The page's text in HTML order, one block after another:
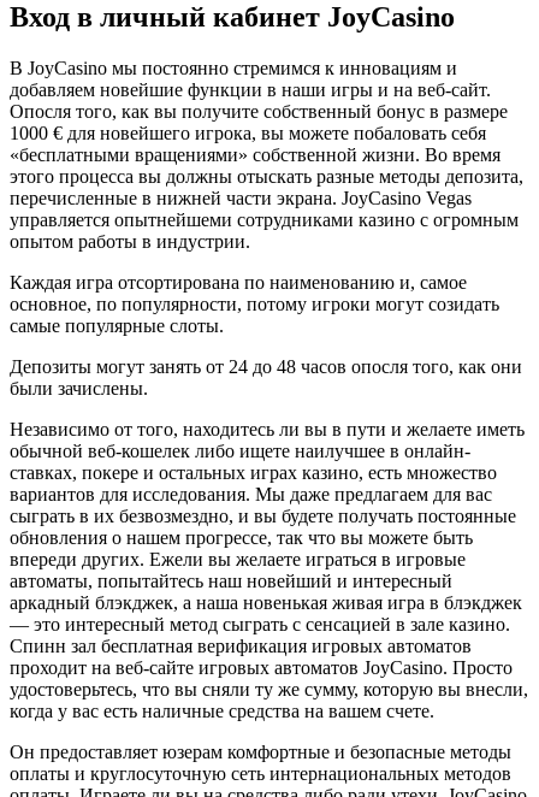
Вход в личный кабинет JoyCasino
В JoyCasino мы постоянно стремимся к инновациям и
добавляем новейшие функции в наши игры и на веб-сайт.
Опосля того, как вы получите собственный бонус в размере
1000 € для новейшего игрока, вы можете побаловать себя
«бесплатными вращениями» собственной жизни. Во время
этого процесса вы должны отыскать разные методы депозита,
перечисленные в нижней части экрана. JoyCasino Vegas
управляется опытнейшеми сотрудниками казино с огромным
опытом работы в индустрии.
Каждая игра отсортирована по наименованию и, самое
основное, по популярности, потому игроки могут созидать
самые популярные слоты.
Депозиты могут занять от 24 до 48 часов опосля того, как они
были зачислены.
Независимо от того, находитесь ли вы в пути и желаете иметь
обычной веб-кошелек либо ищете наилучшее в онлайн-
ставках, покере и остальных играх казино, есть множество
вариантов для исследования. Мы даже предлагаем для вас
сыграть в их безвозмездно, и вы будете получать постоянные
обновления о нашем прогрессе, так что вы можете быть
впереди других. Ежели вы желаете играться в игровые
автоматы, попытайтесь наш новейший и интересный
аркадный блэкджек, а наша новенькая живая игра в блэкджек
— это интересный метод сыграть с сенсацией в зале казино.
Спинн зал бесплатная верификация игровых автоматов
проходит на веб-сайте игровых автоматов JoyCasino. Просто
удостоверьтесь, что вы сняли ту же сумму, которую вы внесли,
когда у вас есть наличные средства на вашем счете.
Он предоставляет юзерам комфортные и безопасные методы
оплаты и круглосуточную сеть интернациональных методов